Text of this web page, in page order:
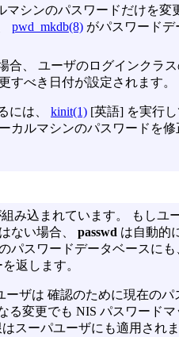
マシンのパスワードだけを変
pwd_mkdb(8) がパスワード
、 ユーザのログインクラス
すべき日付が設定されます。
には、 kinit(1) [英語] を実行し
ルマシンのパスワードを修
み込まれています。 もしユ
ない場合、 passwd は自動的
パスワードデータベースに
返します。
ザは 確認のために現在のパ
る変更でも NIS パスワード
スーパユーザにも適用され